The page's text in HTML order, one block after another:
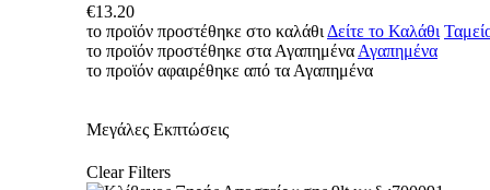
€13.20
το προϊόν προστέθηκε στο καλάθι Δείτε το Καλάθι
το προϊόν προστέθηκε στα Αγαπημένα Αγαπημένα
το προϊόν αφαιρέθηκε από τα Αγαπημένα
Μεγάλες Εκπτώσεις
Clear Filters